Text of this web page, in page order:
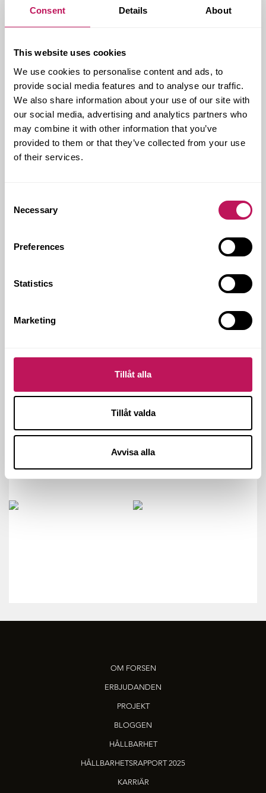
Consent Details About
This website uses cookies
We use cookies to personalise content and ads, to
provide social media features and to analyse our traffic.
We also share information about your use of our site with
our social media, advertising and analytics partners who
may combine it with other information that you’ve
provided to them or that they’ve collected from your use
of their services.
Selection
Necessary
Preferences
Statistics
Marketing
Tillåt alla
Tillåt valda
Avvisa alla
vidare utredning för kommande vårdcentraler.
Kund:
Kry
Forsens uppdrag:
Projektering, projektledning,
byggledning och kalkyler
Kontakt hos Forsen: Tor Andersson
Genomförandeform: Generalentreprenad och
totalentreprenad
Genomförandetid: 2020 och framåt
TOTALENTREPRENAD
OM FORSEN
ERBJUDANDEN
PROJEKT
BLOGGEN
HÅLLBARHET
HÅLLBARHETSRAPPORT 2025
KARRIÄR